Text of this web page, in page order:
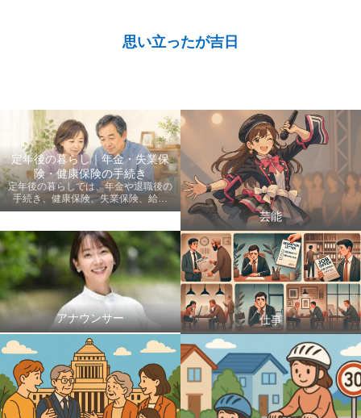
思い立ったが吉日
定年後の暮らし｜年金・失業保
険・健康保険の手続き
定年後の暮らしでは、年金や退職後の
手続き、健康保険、失業保険、給付
金、医療費など、老後に知っておきた
します。
芸能
アナウンサー 仕事